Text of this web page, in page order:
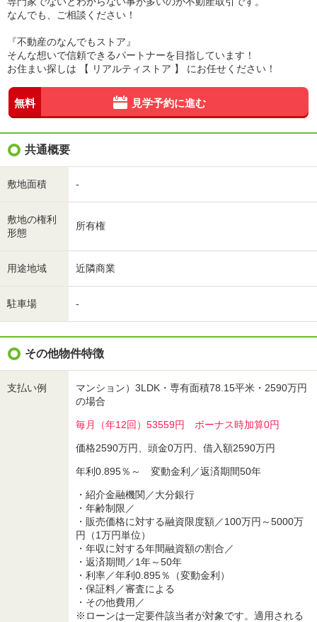
なんでも、ご相談ください！
『不動産のなんでもストア』
そんな想いで信頼できるパートナーを目指しています！
お住まい探しは 【 リアルティストア 】 にお任せください！
無料 見学予約に進む
共通概要
敷地面積 -
敷地の権利
形態
所有権
用途地域 近隣商業
駐車場 -
その他物件特徴
支払い例
マンション）3LDK・専有面積78.15平米・2590万円
の場合
毎月（年12回）53559円 ボーナス時加算0円
価格2590万円、頭金0万円、借入額2590万円
年利0.895％～ 変動金利／返済期間50年
・紹介金融機関／大分銀行
・年齢制限／
・販売価格に対する融資限度額／100万円～5000万
円（1万円単位）
・年収に対する年間融資額の割合／
・返済期間／1年～50年
・利率／年利0.895％（変動金利）
・保証料／審査による
・その他費用／
※ローンは一定要件該当者が対象です。適用される